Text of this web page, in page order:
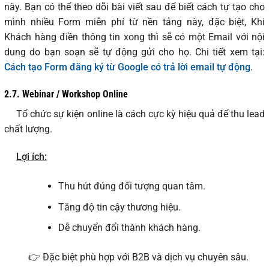
này. Bạn có thể theo dõi bài viết sau để biết cách tự tạo cho
mình nhiều Form miễn phí từ nền tảng này, đặc biệt, Khi
Khách hàng điền thông tin xong thì sẽ có một Email với nội
dung do bạn soạn sẽ tự động gửi cho họ. Chi tiết xem tại:
Cách tạo Form đăng ký từ Google có trả lời email tự động.
2.7. Webinar / Workshop Online
Tổ chức sự kiện online là cách cực kỳ hiệu quả để thu lead
chất lượng.
Lợi ích:
Thu hút đúng đối tượng quan tâm.
Tăng độ tin cậy thương hiệu.
Dễ chuyển đổi thành khách hàng.
👉 Đặc biệt phù hợp với B2B và dịch vụ chuyên sâu.